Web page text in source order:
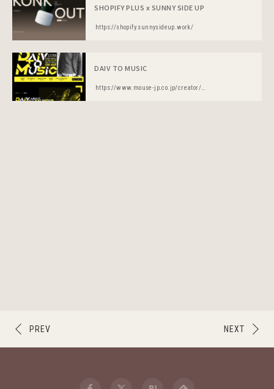
SHOPIFY PLUS x SUNNY SIDE UP
https://shopify.sunnysideup.work/
DAIV TO MUSIC
https://www.mouse-jp.co.jp/creator/ss/daiv/dtm/
NEXT
PREV